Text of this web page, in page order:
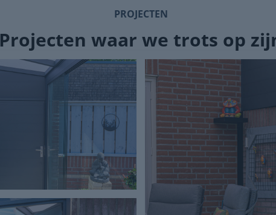
PROJECTEN
Projecten waar we trots op